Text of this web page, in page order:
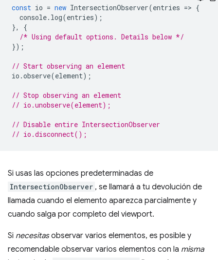
const io = new IntersectionObserver(entries => {
console. log(entries);
},
{
/* Using default options. Details below */
});
// Start observing an element
io .observe(element);
// Stop observing an element
// io.unobserve(element);
// Disable entire IntersectionObserver
// io.disconnect();
Si usas las opciones predeterminadas de
IntersectionObserver , se llamará a tu devolución de
llamada cuando el elemento aparezca parcialmente y
cuando salga por completo del viewport.
Si necesitasobservar varios elementos, es posible y
recomendable observar varios elementos con la misma